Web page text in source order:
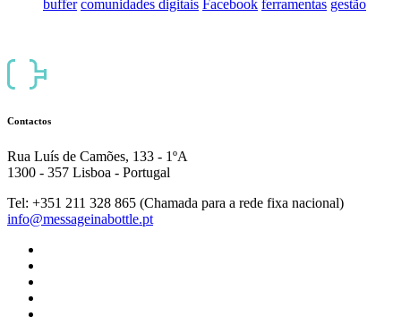
buffer comunidades digitais Facebook ferramentas gestão
Contactos
Rua Luís de Camões, 133 - 1ºA
1300 - 357 Lisboa - Portugal
Tel: +351 211 328 865 (Chamada para a rede fixa nacional)
info@messageinabottle.pt